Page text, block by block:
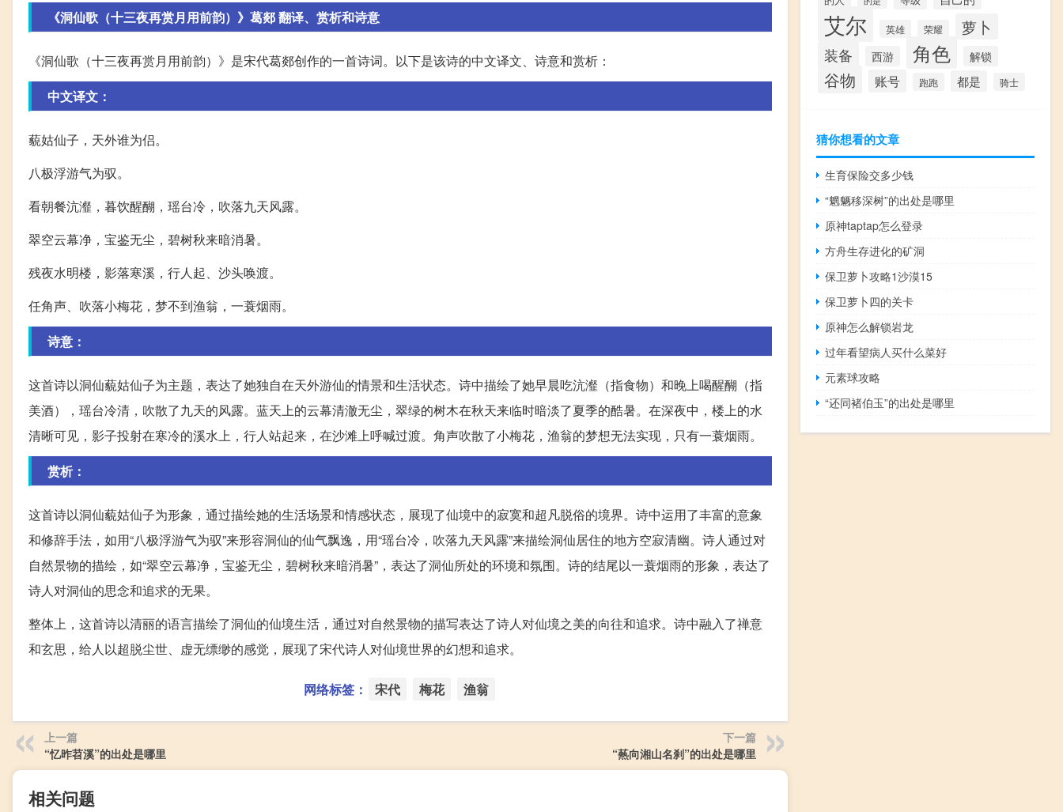
《洞仙歌（十三夜再赏月用前韵）》葛郯 翻译、赏析和诗意
《洞仙歌（十三夜再赏月用前韵）》是宋代葛郯创作的一首诗词。以下是该诗的中文译文、诗意和赏析：
中文译文：
藐姑仙子，天外谁为侣。
八极浮游气为驭。
看朝餐沆瀣，暮饮醒醐，瑶台冷，吹落九天风露。
翠空云幕净，宝鉴无尘，碧树秋来暗消暑。
残夜水明楼，影落寒溪，行人起、沙头唤渡。
任角声、吹落小梅花，梦不到渔翁，一蓑烟雨。
诗意：
这首诗以洞仙藐姑仙子为主题，表达了她独自在天外游仙的情景和生活状态。诗中描绘了她早晨吃沆瀣（指食物）和晚上喝醒醐（指
美酒），瑶台冷清，吹散了九天的风露。蓝天上的云幕清澈无尘，翠绿的树木在秋天来临时暗淡了夏季的酷暑。在深夜中，楼上的水
清晰可见，影子投射在寒冷的溪水上，行人站起来，在沙滩上呼喊过渡。角声吹散了小梅花，渔翁的梦想无法实现，只有一蓑烟雨。
赏析：
这首诗以洞仙藐姑仙子为形象，通过描绘她的生活场景和情感状态，展现了仙境中的寂寞和超凡脱俗的境界。诗中运用了丰富的意象
和修辞手法，如用“八极浮游气为驭”来形容洞仙的仙气飘逸，用“瑶台冷，吹落九天风露”来描绘洞仙居住的地方空寂清幽。诗人通过对
自然景物的描绘，如“翠空云幕净，宝鉴无尘，碧树秋来暗消暑”，表达了洞仙所处的环境和氛围。诗的结尾以一蓑烟雨的形象，表达了
诗人对洞仙的思念和追求的无果。
整体上，这首诗以清丽的语言描绘了洞仙的仙境生活，通过对自然景物的描写表达了诗人对仙境之美的向往和追求。诗中融入了禅意
和玄思，给人以超脱尘世、虚无缥缈的感觉，展现了宋代诗人对仙境世界的幻想和追求。
网络标签： 宋代 梅花 渔翁
上一篇
“忆昨苕溪”的出处是哪里
下一篇
“爇向湘山名刹”的出处是哪里
相关问题
艾尔 英雄 荣耀 萝卜
装备 西游 角色 解锁
谷物 账号 跑跑 都是 骑士
猜你想看的文章
生育保险交多少钱
“魍魉移深树”的出处是哪里
原神taptap怎么登录
方舟生存进化的矿洞
保卫萝卜攻略1沙漠15
保卫萝卜四的关卡
原神怎么解锁岩龙
过年看望病人买什么菜好
元素球攻略
“还同褚伯玉”的出处是哪里